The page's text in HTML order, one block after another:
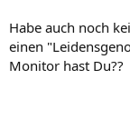
Habe auch noch
einen
Monitor hast Du??